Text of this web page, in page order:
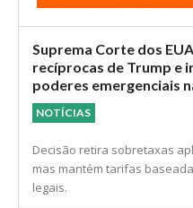
Suprema Corte dos
recíprocas de Trump e
poderes emergenciais
NOTÍCIAS
Decisão retira sobretaxas
mas mantém tarifas
legais.